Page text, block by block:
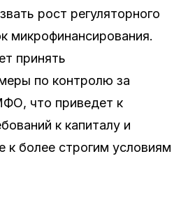
рост регуляторного
микрофинансирования.
принять
по контролю за
что приведет к
к капиталу и
к более строгим условиям